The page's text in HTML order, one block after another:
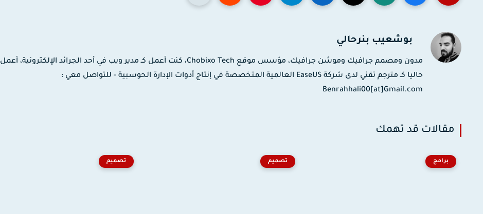
بوشعيب بنرحالي
مدون ومصمم جرافيك وموشن جرافيك، مؤسس موقع Chobixo Tech، كنت أعمل كـ مدير ويب في أحد الجرائد الإلكترونية، أعمل
حاليا كـ مترجم تقني لدى شركة EaseUS العالمية المتخصصة في إنتاج أدوات الإدارة الحوسبية - للتواصل معي :
Benrahhali00[at]Gmail.com
مقالات قد تهمك
برامج تصميم تصميم